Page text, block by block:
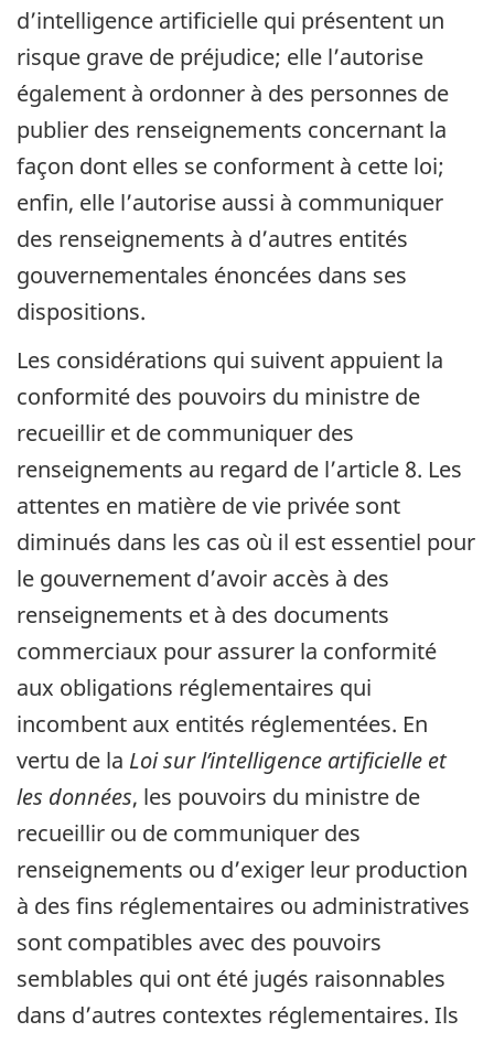
d’intelligence artificielle qui présentent un
risque grave de préjudice; elle l’autorise
également à ordonner à des personnes de
publier des renseignements concernant la
façon dont elles se conforment à cette loi;
enfin, elle l’autorise aussi à communiquer
des renseignements à d’autres entités
gouvernementales énoncées dans ses
dispositions.
Les considérations qui suivent appuient la
conformité des pouvoirs du ministre de
recueillir et de communiquer des
renseignements au regard de l’article 8. Les
attentes en matière de vie privée sont
diminués dans les cas où il est essentiel pour
le gouvernement d’avoir accès à des
renseignements et à des documents
commerciaux pour assurer la conformité
aux obligations réglementaires qui
incombent aux entités réglementées. En
vertu de la Loi sur l’intelligence artificielle et
les données, les pouvoirs du ministre de
recueillir ou de communiquer des
renseignements ou d’exiger leur production
à des fins réglementaires ou administratives
sont compatibles avec des pouvoirs
semblables qui ont été jugés raisonnables
dans d’autres contextes réglementaires. Ils